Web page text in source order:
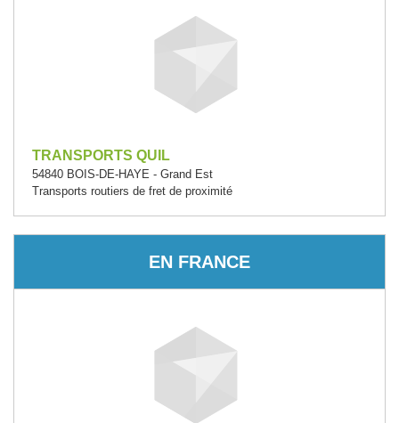
TRANSPORTS QUIL
54840 BOIS-DE-HAYE - Grand Est
Transports routiers de fret de proximité
EN FRANCE